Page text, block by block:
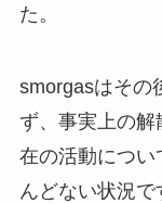
た。
smorgasはその
ず、事実上の
在の活動につい
んどない状況で